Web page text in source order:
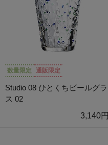
数量限定 通販限定
Studio 08 ひとくちビールグラ
ス 02
3,140円